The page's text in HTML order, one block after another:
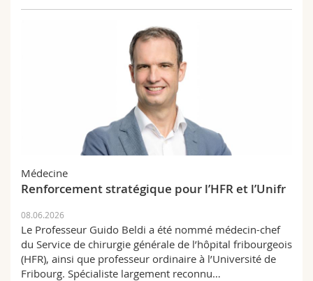
Médecine
Renforcement stratégique pour l’HFR et l’Unifr
08.06.2026
Le Professeur Guido Beldi a été nommé médecin-chef
du Service de chirurgie générale de l’hôpital fribourgeois
(HFR), ainsi que professeur ordinaire à l’Université de
Fribourg. Spécialiste largement reconnu…